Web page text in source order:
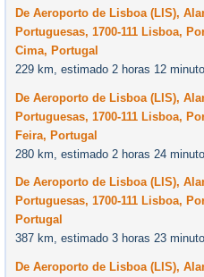
De Aeroporto de Lisboa (LIS),
Portuguesas, 1700-111 Lisboa,
Cima, Portugal
229 km, estimado 2 horas 12
De Aeroporto de Lisboa (LIS),
Portuguesas, 1700-111 Lisboa,
Feira, Portugal
280 km, estimado 2 horas 24
De Aeroporto de Lisboa (LIS),
Portuguesas, 1700-111 Lisboa,
Portugal
387 km, estimado 3 horas 23
De Aeroporto de Lisboa (LIS),